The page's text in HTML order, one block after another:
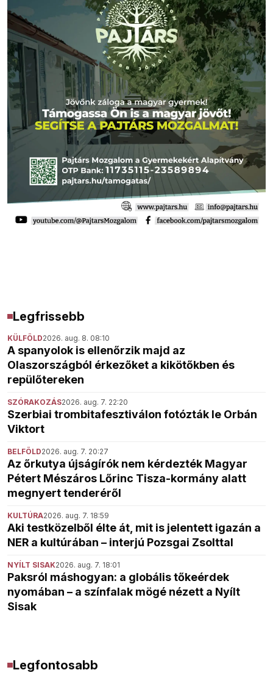
Legfrissebb
KÜLFÖLD2026. aug. 8. 08:10
A spanyolok is ellenőrzik majd az
Olaszországból érkezőket a kikötőkben és
repülőtereken
SZÓRAKOZÁS2026. aug. 7. 22:20
Szerbiai trombitafesztiválon fotózták le Orbán
Viktort
BELFÖLD2026. aug. 7. 20:27
Az őrkutya újságírók nem kérdezték Magyar
Pétert Mészáros Lőrinc Tisza-kormány alatt
megnyert tenderéről
KULTÚRA2026. aug. 7. 18:59
Aki testközelből élte át, mit is jelentett igazán a
NER a kultúrában – interjú Pozsgai Zsolttal
NYÍLT SISAK2026. aug. 7. 18:01
Paksról máshogyan: a globális tőkeérdek
nyomában – a színfalak mögé nézett a Nyílt
Sisak
Legfontosabb